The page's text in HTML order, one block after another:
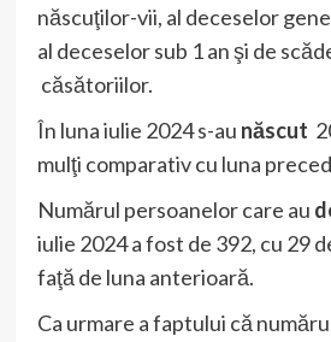
născuţilor-vii, al deceselor
al deceselor sub 1 an şi de
căsătoriilor.
În luna iulie 2024 s-au născut
mulţi comparativ cu luna
Numărul persoanelor care au
iulie 2024 a fost de 392, cu 29
faţă de luna anterioară.
Ca urmare a faptului că